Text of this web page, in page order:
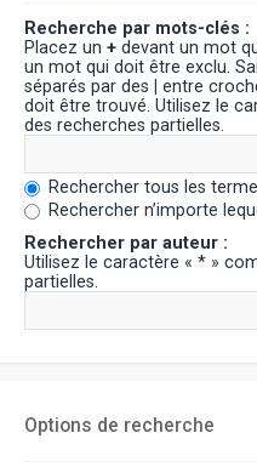
Recherche par mots-clés :
Placez un + devant un mot
un mot qui doit être exclu.
séparés par des
entre
doit être trouvé. Utilisez le
des recherches partielles.
Rechercher tous les
Rechercher n’importe
Rechercher par auteur :
Utilisez le caractère « * »
partielles.
Options de recherche